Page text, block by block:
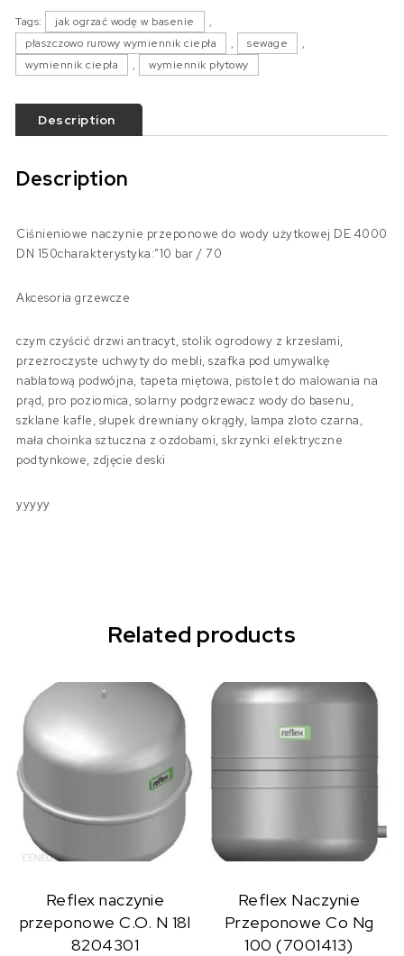
Tags: jak ogrzać wodę w basenie
,
płaszczowo rurowy wymiennik ciepła
, sewage
,
wymiennik ciepła
, wymiennik płytowy
Description
Description
Ciśnieniowe naczynie przeponowe do wody użytkowej DE 4000
DN 150charakterystyka:”10 bar / 70
Akcesoria grzewcze
czym czyścić drzwi antracyt, stolik ogrodowy z krzeslami,
przezroczyste uchwyty do mebli, szafka pod umywalkę
nablatową podwójna, tapeta miętowa, pistolet do malowania na
prąd, pro poziomica, solarny podgrzewacz wody do basenu,
szklane kafle, słupek drewniany okrągły, lampa zloto czarna,
mała choinka sztuczna z ozdobami, skrzynki elektryczne
podtynkowe, zdjęcie deski
yyyyy
Related products
Reflex naczynie
przeponowe C.O. N 18l
8204301
Reflex Naczynie
Przeponowe Co Ng
100 (7001413)